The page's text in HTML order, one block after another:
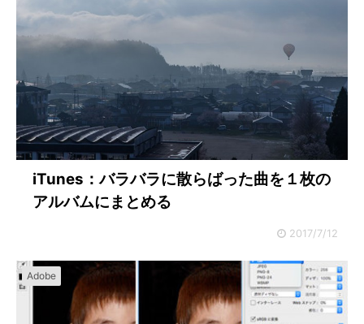
iTunes：バラバラに散らばった曲を１枚の
アルバムにまとめる
2017/7/12
Adobe